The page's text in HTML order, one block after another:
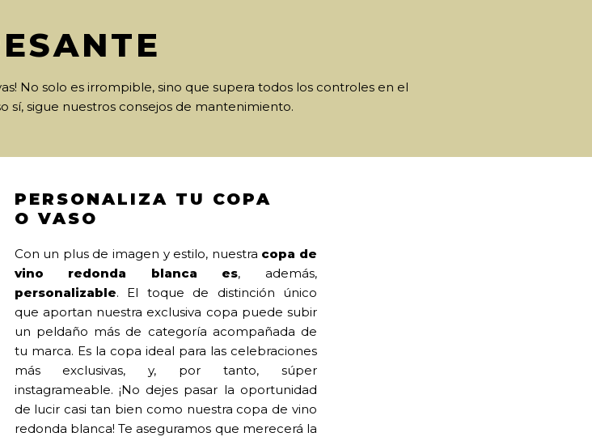
No solo es irrompible, sino que supera todos los controles en el
sí, sigue nuestros consejos de mantenimiento.
PERSONALIZA TU COPA
O VASO
Con un plus de imagen y estilo, nuestra copa de
vino redonda blanca
es, además,
personalizable. El toque de distinción único
que aportan nuestra exclusiva copa puede subir
un peldaño más de categoría acompañada de
tu marca. Es la copa ideal para las celebraciones
más exclusivas, y, por tanto, súper
instagrameable. ¡No dejes pasar la oportunidad
de lucir casi tan bien como nuestra copa de vino
redonda blanca! Te aseguramos que merecerá la